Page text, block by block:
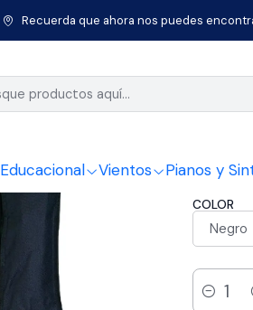
Educacional Vientos Pianos y
Recuerda que ahora nos puedes
Guitarras Guitarra acústica Nylon
|
COLOR
Negro
Cantidad